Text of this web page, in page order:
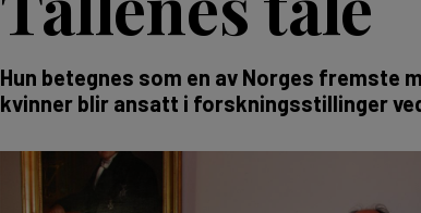
Hun betegnes som en av Norges fremste
kvinner blir ansatt i forskningsstillinger